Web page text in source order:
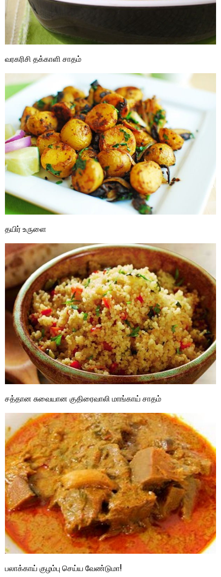
வரகரிசி தக்காளி சாதம்
தயிர் உருளை
சத்தான சுவையான குதிரைவாலி மாங்காய் சாதம்
பலாக்காய் குழம்பு செய்ய வேண்டுமா!